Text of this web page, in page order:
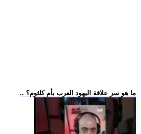
.. ما هو سر علاقة اليهود العرب بأم كلثوم؟